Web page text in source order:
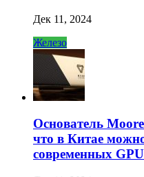
Дек 11, 2024
Железо
Основатель
что в Китае
современных